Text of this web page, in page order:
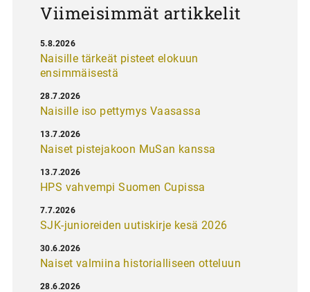
Viimeisimmät artikkelit
Naisille tärkeät pisteet elokuun
ensimmäisestä
5.8.2026
Naisille iso pettymys Vaasassa
28.7.2026
Naiset pistejakoon MuSan kanssa
13.7.2026
HPS vahvempi Suomen Cupissa
13.7.2026
SJK-junioreiden uutiskirje kesä 2026
7.7.2026
Naiset valmiina historialliseen otteluun
30.6.2026
28.6.2026